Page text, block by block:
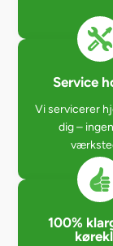
Service
Vi servicerer
dig –
100%